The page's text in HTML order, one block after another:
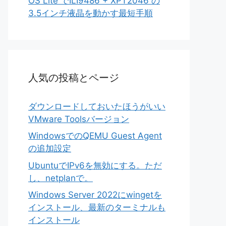
3.5インチ液晶を動かす最短手順
人気の投稿とページ
ダウンロードしておいたほうがいい
VMware Toolsバージョン
WindowsでのQEMU Guest Agent
の追加設定
UbuntuでIPv6を無効にする。ただ
し、netplanで。
Windows Server 2022にwingetを
インストール、最新のターミナルも
インストール